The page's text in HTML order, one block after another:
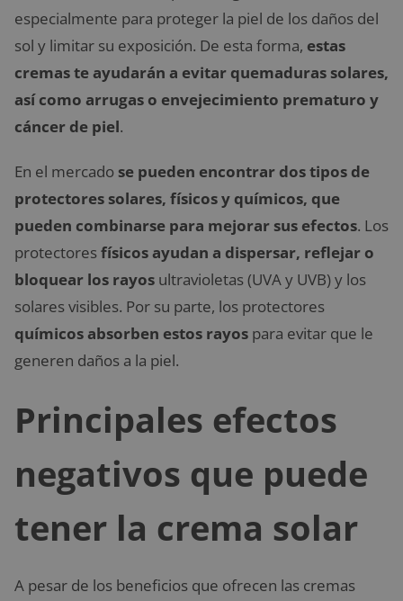
especialmente para proteger la piel de los daños del
sol y limitar su exposición. De esta forma, estas
cremas te ayudarán a evitar quemaduras solares,
así como arrugas o envejecimiento prematuro y
cáncer de piel.
En el mercado se pueden encontrar dos tipos de
protectores solares, físicos y químicos, que
pueden combinarse para mejorar sus efectos. Los
protectoresfísicos ayudan a dispersar, reflejar o
bloquear los rayos ultravioletas (UVA y UVB) y los
solares visibles. Por su parte, los protectores
químicos absorben estos rayos para evitar que le
generen daños a la piel.
Principales efectos
negativos que puede
tener la crema solar
A pesar de los beneficios que ofrecen las cremas